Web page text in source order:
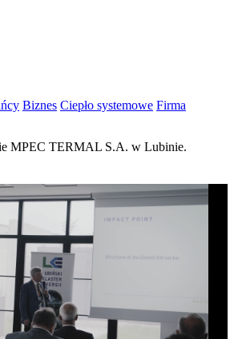
Biznes Ciepło systemowe Firma
MPEC TERMAL S.A. w Lubinie.